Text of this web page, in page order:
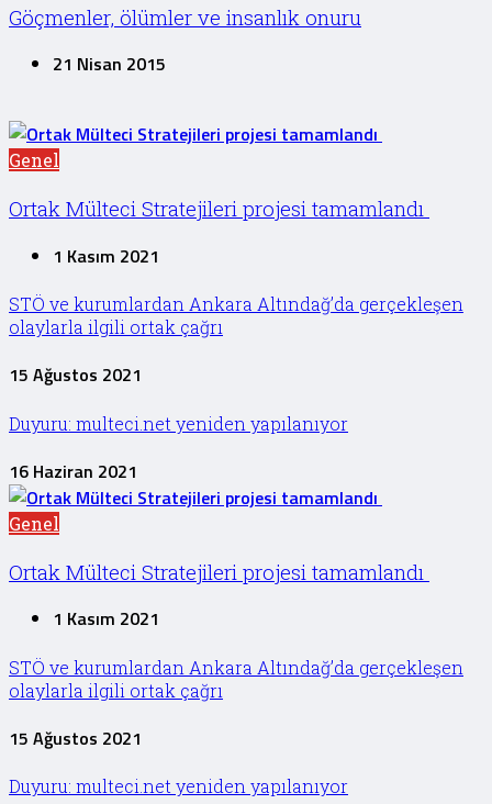
Göçmenler, ölümler ve insanlık onuru
21 Nisan 2015
Genel
Ortak Mülteci Stratejileri projesi tamamlandı
1 Kasım 2021
STÖ ve kurumlardan Ankara Altındağ’da gerçekleşen
olaylarla ilgili ortak çağrı
15 Ağustos 2021
Duyuru: multeci.net yeniden yapılanıyor
16 Haziran 2021
Genel
Ortak Mülteci Stratejileri projesi tamamlandı
1 Kasım 2021
STÖ ve kurumlardan Ankara Altındağ’da gerçekleşen
olaylarla ilgili ortak çağrı
15 Ağustos 2021
Duyuru: multeci.net yeniden yapılanıyor